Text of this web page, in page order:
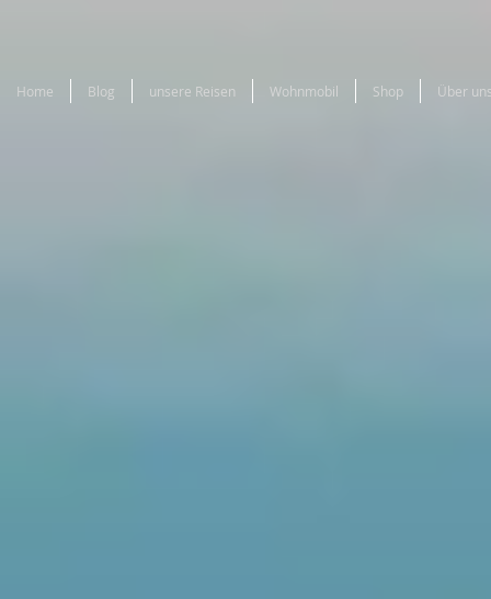
Home Blog unsere Reisen Wohnmobil Shop Über